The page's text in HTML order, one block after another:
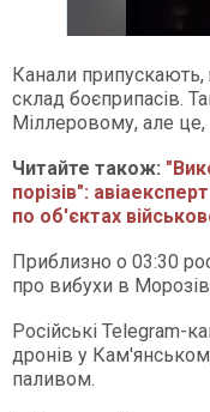
Канали припускають,
склад боєприпасів.
Міллеровому, але
Читайте також:
порізів":
по об'єктах
Приблизно о 03:30
про вибухи в
Російські Telegram-
дронів у
паливом.